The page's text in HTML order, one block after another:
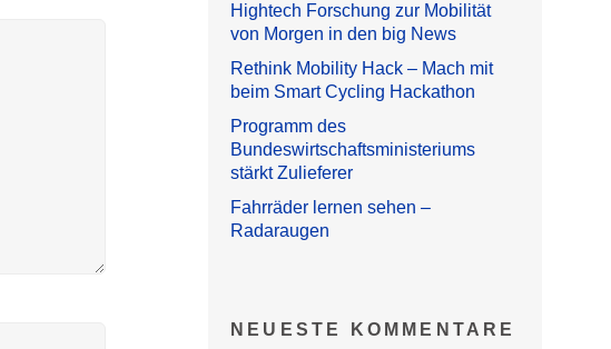
Hightech Forschung zur Mobilität
von Morgen in den big News
Rethink Mobility Hack – Mach mit
beim Smart Cycling Hackathon
Programm des
Bundeswirtschaftsministeriums
stärkt Zulieferer
Fahrräder lernen sehen –
Radaraugen
NEUESTE KOMMENTARE